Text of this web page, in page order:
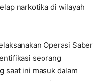
narkotika di wilayah
Operasi Saber
seorang
saat ini masuk dalam